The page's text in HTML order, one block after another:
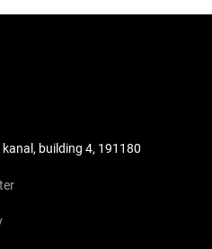
building 4, 191180